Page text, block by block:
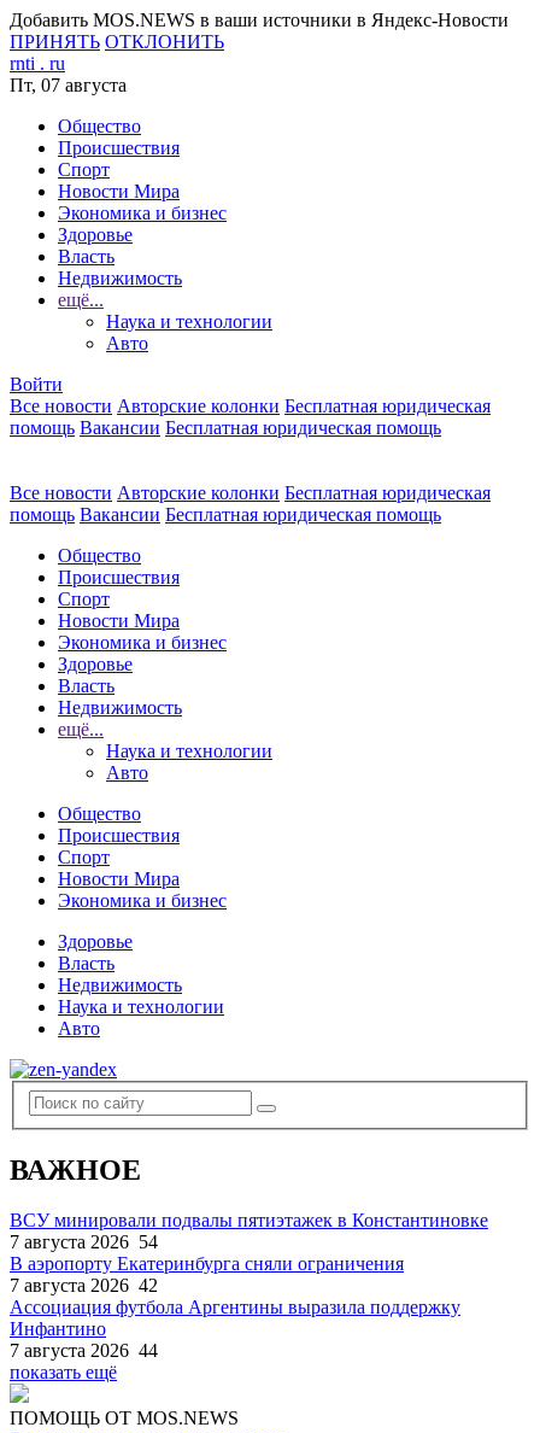
Добавить MOS.NEWS в ваши источники в Яндекс-Новости
ПРИНЯТЬ ОТКЛОНИТЬ
rnti . ru
Пт, 07 августа
Общество
Происшествия
Спорт
Новости Мира
Экономика и бизнес
Здоровье
Власть
Недвижимость
ещё...
Наука и технологии
Авто
Войти
Все новости Авторские колонки Бесплатная юридическая
помощь Вакансии Бесплатная юридическая помощь
Все новости Авторские колонки Бесплатная юридическая
помощь Вакансии Бесплатная юридическая помощь
Общество
Происшествия
Спорт
Новости Мира
Экономика и бизнес
Здоровье
Власть
Недвижимость
ещё...
Наука и технологии
Авто
Общество
Происшествия
Спорт
Новости Мира
Экономика и бизнес
Здоровье
Власть
Недвижимость
Наука и технологии
Авто
ВАЖНОЕ
ВСУ минировали подвалы пятиэтажек в Константиновке
7 августа 2026 54
В аэропорту Екатеринбурга сняли ограничения
7 августа 2026 42
Ассоциация футбола Аргентины выразила поддержку
Инфантино
7 августа 2026 44
показать ещё
ПОМОЩЬ ОТ MOS.NEWS